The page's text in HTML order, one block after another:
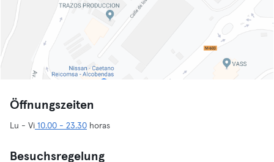
Öffnungszeiten
Lu - Vi 10.00 - 23.30 horas
Besuchsregelung